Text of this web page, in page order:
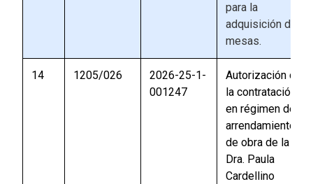
para la
adquisición de
mesas.
14 1205/026
2026-25-1-
001247
Autorización de
la contratación
en régimen de
arrendamiento
de obra de la
Dra. Paula
Cardellino